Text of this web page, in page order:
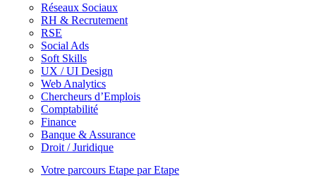
Réseaux Sociaux
RH & Recrutement
RSE
Social Ads
Soft Skills
UX / UI Design
Web Analytics
Chercheurs d’Emplois
Comptabilité
Finance
Banque & Assurance
Droit / Juridique
Votre parcours Etape par Etape